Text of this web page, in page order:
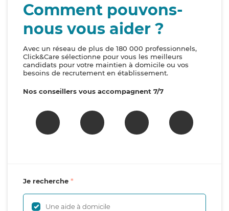
Comment pouvons-
nous vous aider ?
Avec un réseau de plus de 180 000 professionnels,
Click&Care sélectionne pour vous les meilleurs
candidats pour votre maintien à domicile ou vos
besoins de recrutement en établissement.
Nos conseillers vous accompagnent 7/7
Je recherche
Une aide à domicile